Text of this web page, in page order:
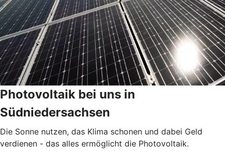
Photovoltaik bei uns in
Südniedersachsen
Die Sonne nutzen, das Klima schonen und dabei Geld
verdienen - das alles ermöglicht die Photovoltaik.